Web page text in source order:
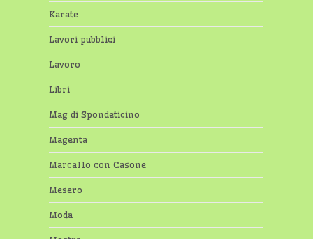
Karate
Lavori pubblici
Lavoro
Libri
Mag di Spondeticino
Magenta
Marcallo con Casone
Mesero
Moda